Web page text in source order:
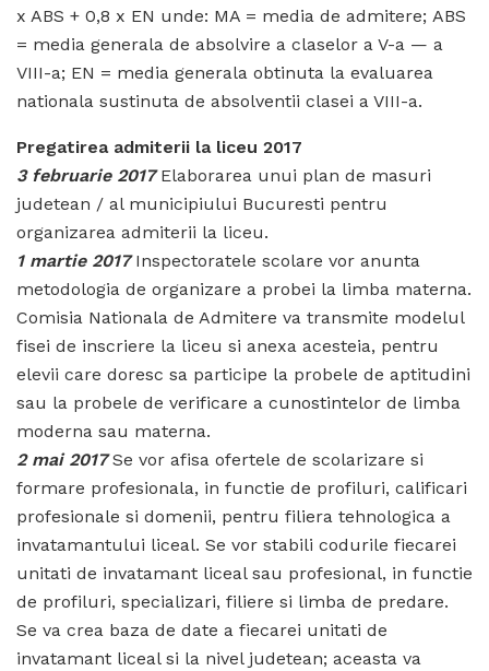
x ABS + 0,8 x EN unde: MA = media de admitere; ABS
= media generala de absolvire a claselor a V-a — a
VIII-a; EN = media generala obtinuta la evaluarea
nationala sustinuta de absolventii clasei a VIII-a.
Pregatirea admiterii la liceu 2017
3 februarie 2017Elaborarea unui plan de masuri
judetean / al municipiului Bucuresti pentru
organizarea admiterii la liceu.
1 martie 2017Inspectoratele scolare vor anunta
metodologia de organizare a probei la limba materna.
Comisia Nationala de Admitere va transmite modelul
fisei de inscriere la liceu si anexa acesteia, pentru
elevii care doresc sa participe la probele de aptitudini
sau la probele de verificare a cunostintelor de limba
moderna sau materna.
2 mai 2017Se vor afisa ofertele de scolarizare si
formare profesionala, in functie de profiluri, calificari
profesionale si domenii, pentru filiera tehnologica a
invatamantului liceal. Se vor stabili codurile fiecarei
unitati de invatamant liceal sau profesional, in functie
de profiluri, specializari, filiere si limba de predare.
Se va crea baza de date a fiecarei unitati de
invatamant liceal si la nivel judetean; aceasta va